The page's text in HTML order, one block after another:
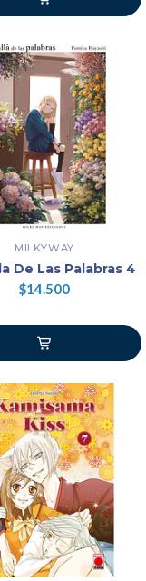
MILKYWAY
De Las Palabras 4
$14.500